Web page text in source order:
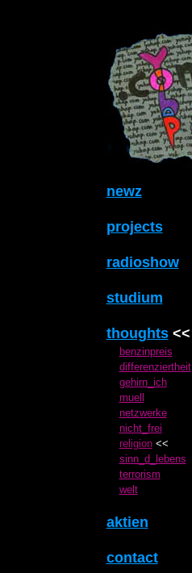
newz
projects
radioshow
studium
thoughts<<
benzinpreis
differenziertheit
gehirn_ich
muell
netzwerke
nicht_frei
religion<<
sinn_d_lebens
terrorism
welt
aktien
contact